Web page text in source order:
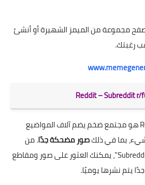
مجموعة من الميمز الشهيرة أو أنشئ
رغبتك.
المميزات: Reddit هو مجتمع ضخم يضم آلاف المواضيع
بما في ذلكصور مضحكة جدًا. من
خلال Subreddit "r/funny"، يمكنك العثور على صور ومقاطع
يتم نشرها يوميًا.